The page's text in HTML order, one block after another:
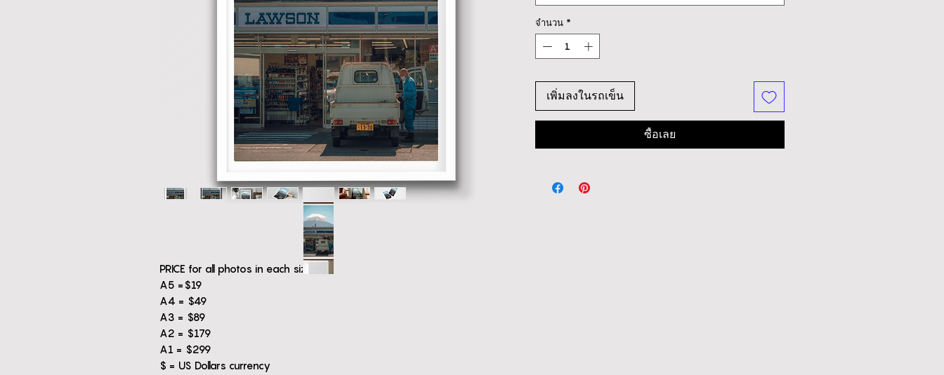
PRICE for all photos in each size
A5 =$19
A4 = $49
A3 = $89
A2 = $179
A1 = $299
$ = US Dollars currency
จำนวน *
เพิ่มลงในรถเข็น
ซื้อเลย